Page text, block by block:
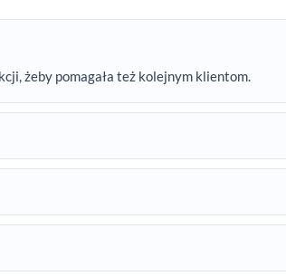
żeby pomagała też kolejnym klientom.